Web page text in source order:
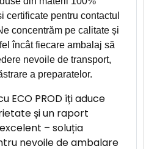
certificate pentru contactul
concentrăm pe calitate și
încât fiecare ambalaj să
nevoile de transport,
a preparatelor.
ECO PROD îți aduce
și un raport
– soluția
nevoile de ambalare